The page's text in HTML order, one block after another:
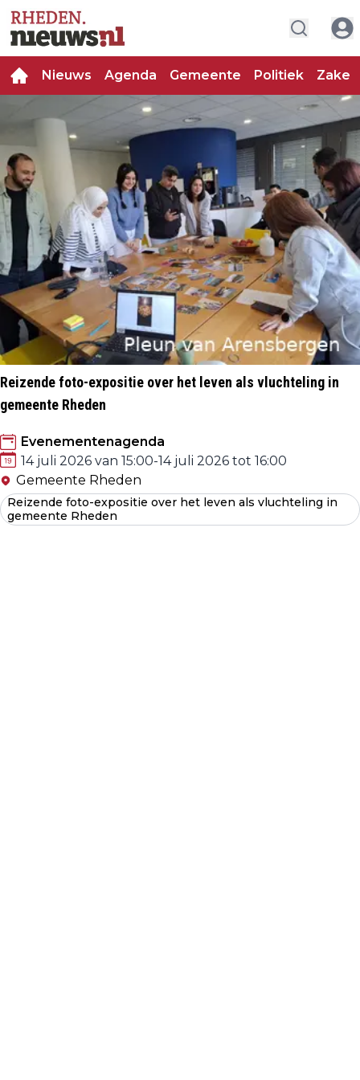
Nieuws Agenda Gemeente Politiek
Reizende foto-expositie over het leven als vluchteling in
gemeente Rheden
Evenementenagenda
14 juli 2026 van 15:00-14 juli 2026 tot 16:00
Gemeente Rheden
Reizende foto-expositie over het leven als vluchteling in
gemeente Rheden